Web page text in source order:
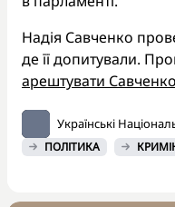
Надія Савченко
де її допитували.
арештувати Савченко
Українські
ПОЛІТИКА